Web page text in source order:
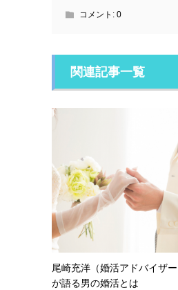
コメント: 0
関連記事一覧
尾崎充洋（婚活アドバイザー
が語る男の婚活とは